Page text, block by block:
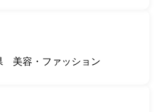
美容・ファッション